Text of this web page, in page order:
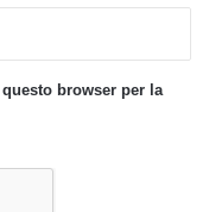
browser per la